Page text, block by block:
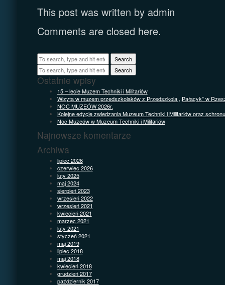
This post was written by admin
Comments are closed here.
Search
Search
Ostatnie wpisy
15 – lecie Muzem Techniki i Militariów
Wizyta w muzem przedszkolaków z Przedszkola ,,Pałacyk” w
NOC MUZEÓW 2026r.
Kolejne edycje zwiedzania Muzeum Techniki i Militariów oraz
Noc Muzeów w Muzeum Techniki i Militariów
Najnowsze komentarze
Archiwa
lipiec 2026
czerwiec 2026
luty 2025
maj 2024
sierpień 2023
wrzesień 2022
wrzesień 2021
kwiecień 2021
marzec 2021
luty 2021
styczeń 2021
maj 2019
lipiec 2018
maj 2018
kwiecień 2018
grudzień 2017
październik 2017